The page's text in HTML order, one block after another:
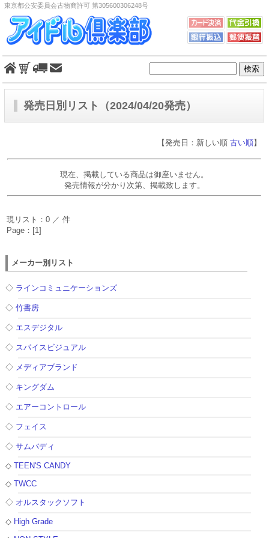
東京都公安委員会古物商許可 第305600306248号
発売日別リスト（2024/04/20発売）
【発売日：新しい順古い順】
現在、掲載している商品は御座いません。
発売情報が分かり次第、掲載致します。
現リスト：0 ／ 件
Page：[1]
メーカー別リスト
◇ ラインコミュニケーションズ
◇竹書房
◇ エスデジタル
◇ スパイスビジュアル
◇ メディアブランド
◇ キングダム
◇ エアーコントロール
◇ フェイス
◇サムバディ
◇TEEN'S CANDY
◇TWCC
◇ オルスタックソフト
◇ High Grade